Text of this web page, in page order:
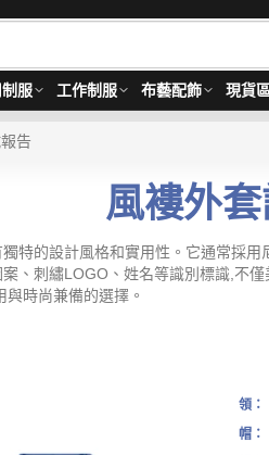
服 工作制服 布藝配飾 現貨
告
風褸外
特的設計風格和實用性。它通常採
、刺繡LOGO、姓名等識別標識,不
時尚兼備的選擇。
領：
帽：